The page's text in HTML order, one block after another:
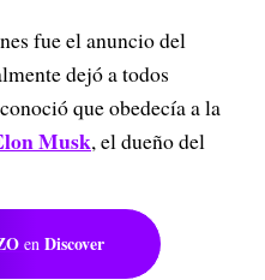
fue el anuncio del
dejó a todos
que obedecía a la
Musk, el dueño del
en Discover